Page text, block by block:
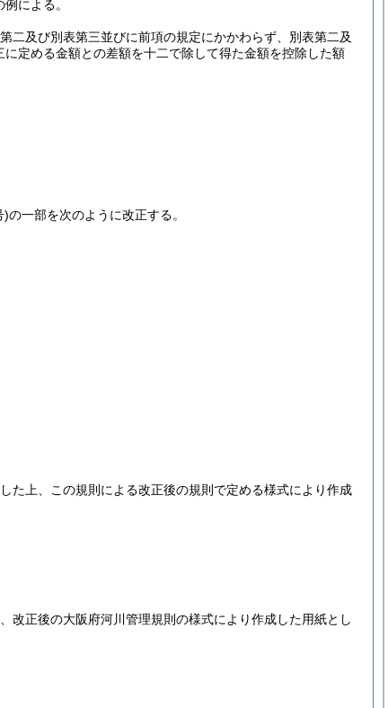
による。
二及び別表第三並びに前項の規定にかかわらず、別表第二及
定める金額との差額を十二で除して得た金額を控除した額
)の一部を次のように改正する。
た上、この規則による改正後の規則で定める様式により作成
改正後の大阪府河川管理規則の様式により作成した用紙とし